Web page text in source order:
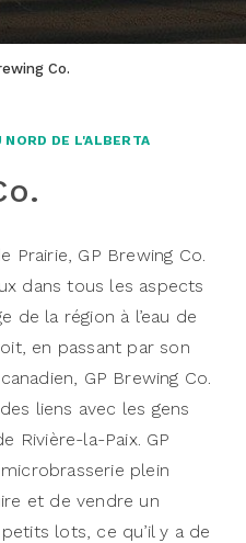
Co.
DE L'ALBERTA
GP Brewing Co.
dans tous les aspects
de la région à l’eau de
en passant par son
GP Brewing Co.
liens avec les gens
Rivière-la-Paix. GP
plein
et de vendre un
lots, ce qu’il y a de